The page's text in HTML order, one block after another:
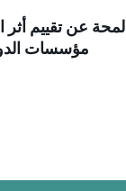
لمحة عن تقييم أثر
مؤسسات